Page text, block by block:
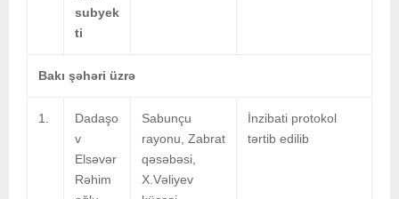
subyek
ti
Bakı şəhəri üzrə
1.
Dadaşo
v
Elsəvər
Rəhim
Sabunçu
rayonu, Zabrat
qəsəbəsi,
X.Vəliyev
İnzibati protokol
tərtib edilib